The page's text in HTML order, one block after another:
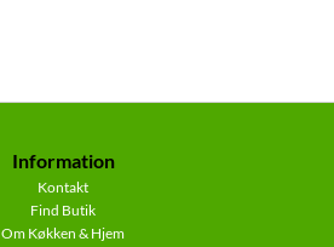
Information
Kontakt
Find Butik
Om Køkken & Hjem